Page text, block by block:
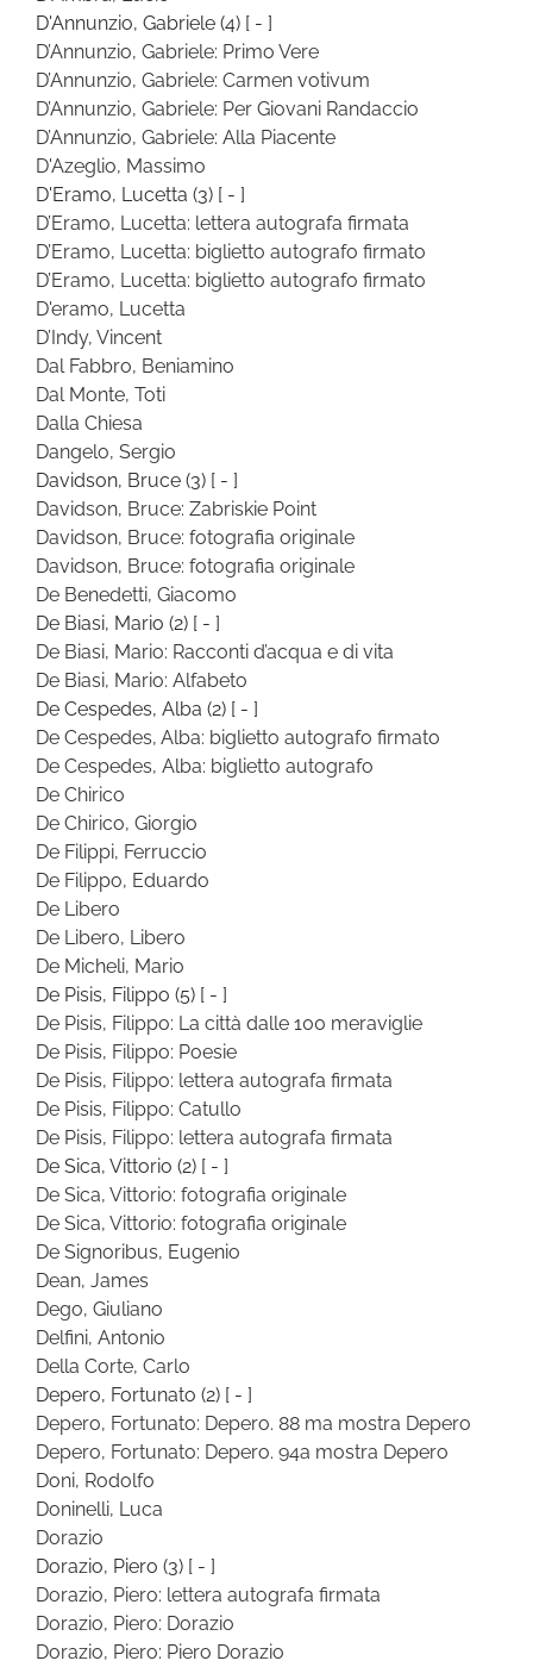
D'Annunzio, Gabriele (4) [ - ]
D’Annunzio, Gabriele: Primo Vere
D’Annunzio, Gabriele: Carmen votivum
D’Annunzio, Gabriele: Per Giovani Randaccio
D’Annunzio, Gabriele: Alla Piacente
D'Azeglio, Massimo
D'Eramo, Lucetta (3) [ - ]
D’Eramo, Lucetta: lettera autografa firmata
D’Eramo, Lucetta: biglietto autografo firmato
D’Eramo, Lucetta: biglietto autografo firmato
D'eramo, Lucetta
D’Indy, Vincent
Dal Fabbro, Beniamino
Dal Monte, Toti
Dalla Chiesa
Dangelo, Sergio
Davidson, Bruce (3) [ - ]
Davidson, Bruce: Zabriskie Point
Davidson, Bruce: fotografia originale
Davidson, Bruce: fotografia originale
De Benedetti, Giacomo
De Biasi, Mario (2) [ - ]
De Biasi, Mario: Racconti d’acqua e di vita
De Biasi, Mario: Alfabeto
De Cespedes, Alba (2) [ - ]
De Cespedes, Alba: biglietto autografo firmato
De Cespedes, Alba: biglietto autografo
De Chirico
De Chirico, Giorgio
De Filippi, Ferruccio
De Filippo, Eduardo
De Libero
De Libero, Libero
De Micheli, Mario
De Pisis, Filippo (5) [ - ]
De Pisis, Filippo: La città dalle 100 meraviglie
De Pisis, Filippo: Poesie
De Pisis, Filippo: lettera autografa firmata
De Pisis, Filippo: Catullo
De Pisis, Filippo: lettera autografa firmata
De Sica, Vittorio (2) [ - ]
De Sica, Vittorio: fotografia originale
De Sica, Vittorio: fotografia originale
De Signoribus, Eugenio
Dean, James
Dego, Giuliano
Delfini, Antonio
Della Corte, Carlo
Depero, Fortunato (2) [ - ]
Depero, Fortunato: Depero. 88 ma mostra Depero
Depero, Fortunato: Depero. 94a mostra Depero
Doni, Rodolfo
Doninelli, Luca
Dorazio
Dorazio, Piero (3) [ - ]
Dorazio, Piero: lettera autografa firmata
Dorazio, Piero: Dorazio
Dorazio, Piero: Piero Dorazio